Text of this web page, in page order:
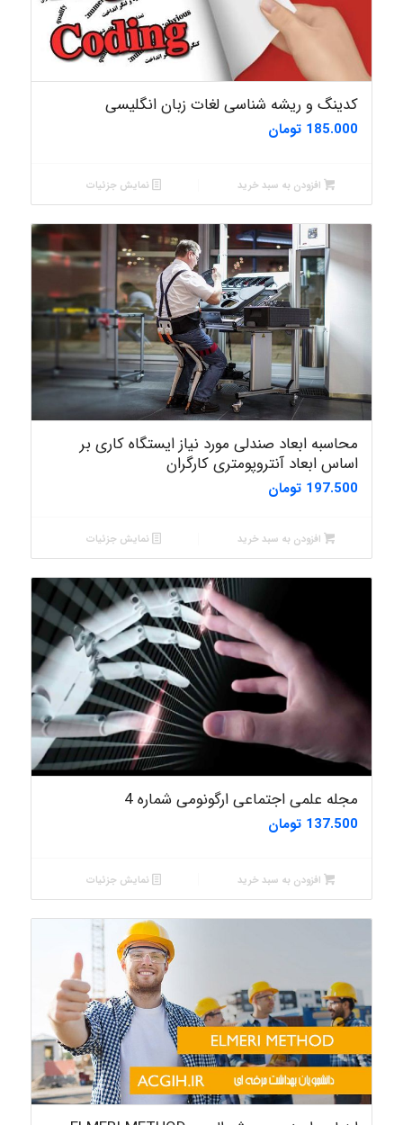
کدینگ و ریشه شناسی لغات زبان انگلیسی
185.000 تومان
افزودن به سبد خرید نمایش جزئیات
محاسبه ابعاد صندلی مورد نیاز ایستگاه کاری بر
اساس ابعاد آنتروپومتری کارگران
197.500 تومان
افزودن به سبد خرید نمایش جزئیات
مجله علمی اجتماعی ارگونومی شماره 4
137.500 تومان
افزودن به سبد خرید نمایش جزئیات